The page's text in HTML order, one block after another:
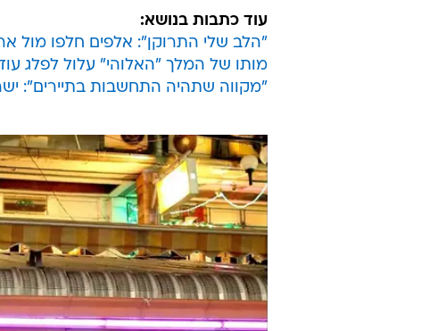
עוד כתבות בנושא:
"הלב שלי התרוקן": אלפים חלפו מול
מותו של המלך "האלוהי" עלול לפלג
"מקווה שתהיה התחשבות בתיירים":